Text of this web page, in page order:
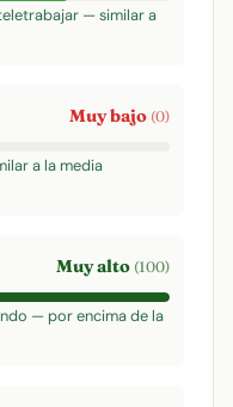
— similar a
Muy bajo (0)
a la media
Muy alto (100)
— por encima de la